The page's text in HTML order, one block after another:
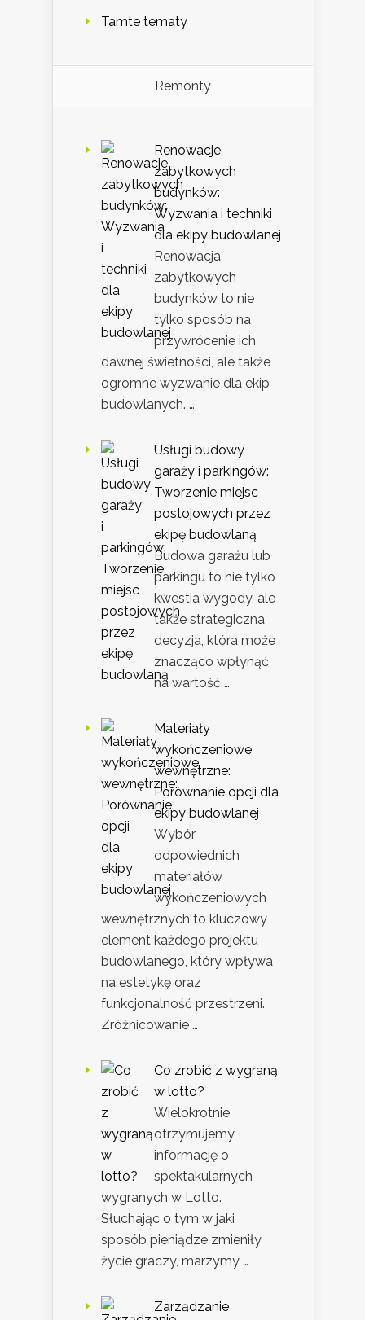
Tamte tematy
Remonty
Renowacje
zabytkowych
budynków:
Wyzwania i techniki
dla ekipy budowlanej
Renowacja
zabytkowych
budynków to nie
tylko sposób na
przywrócenie ich
dawnej świetności, ale także
ogromne wyzwanie dla ekip
budowlanych. …
Usługi budowy
garaży i parkingów:
Tworzenie miejsc
postojowych przez
ekipę budowlaną
Budowa garażu lub
parkingu to nie tylko
kwestia wygody, ale
także strategiczna
decyzja, która może
znacząco wpłynąć
na wartość …
Materiały
wykończeniowe
wewnętrzne:
Porównanie opcji dla
ekipy budowlanej
Wybór
odpowiednich
materiałów
wykończeniowych
wewnętrznych to kluczowy
element każdego projektu
budowlanego, który wpływa
na estetykę oraz
funkcjonalność przestrzeni.
Zróżnicowanie …
Co zrobić z wygraną
w lotto?
Wielokrotnie
otrzymujemy
informację o
spektakularnych
wygranych w Lotto.
Słuchając o tym w jaki
sposób pieniądze zmieniły
życie graczy, marzymy …
Zarządzanie